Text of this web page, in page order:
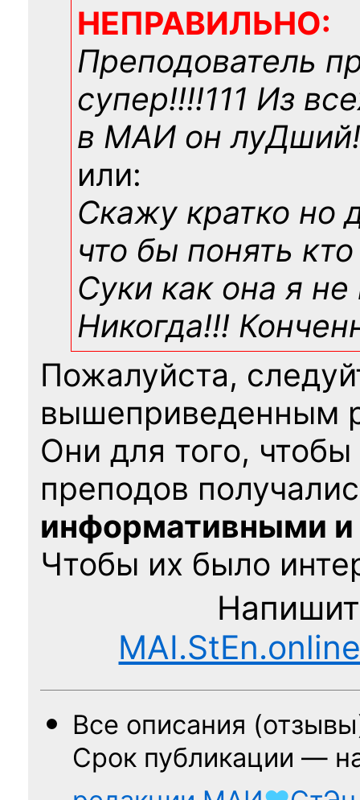
НЕПРАВИЛЬНО:
Преподователь
супер!!!!111 Из
в МАИ он
или:
Скажу кратко но
что бы понять
Суки как она я не
Никогда!!!
Пожалуйста,
вышеприведенным
Они для того,
преподов
информативными
Чтобы их было
Все описания
Срок публикации —